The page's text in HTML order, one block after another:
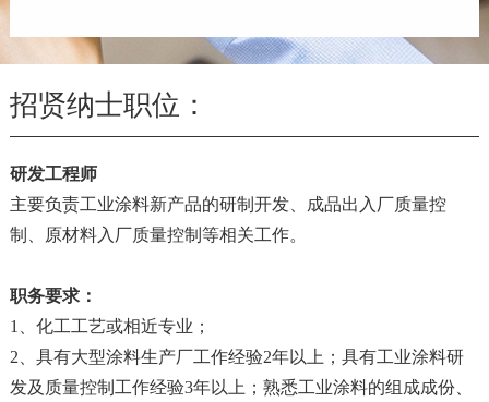
招贤纳士职位：
研发工程师
主要负责工业涂料新产品的研制开发、成品出入厂质量控
制、原材料入厂质量控制等相关工作。
职务要求：
1、化工工艺或相近专业；
2、具有大型涂料生产厂工作经验2年以上；具有工业涂料研
发及质量控制工作经验3年以上；熟悉工业涂料的组成成份、